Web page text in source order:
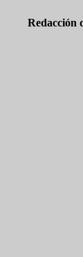
Redacción